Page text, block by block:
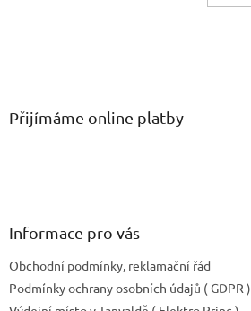
Z
Přijímáme online platby
Informace pro vás
Obchodní podmínky, reklamační řád
Podmínky ochrany osobních údajů ( GDPR )